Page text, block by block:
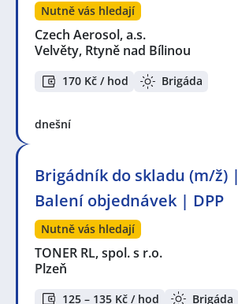
Nutně vás hledají
Czech Aerosol, a.s.
Velvěty, Rtyně nad Bílinou
170 Kč / hod Brigáda
dnešní
Brigádník do skladu (m/ž) |
Balení objednávek | DPP
Nutně vás hledají
TONER RL, spol. s r.o.
Plzeň
125 – 135 Kč / hod Brigáda